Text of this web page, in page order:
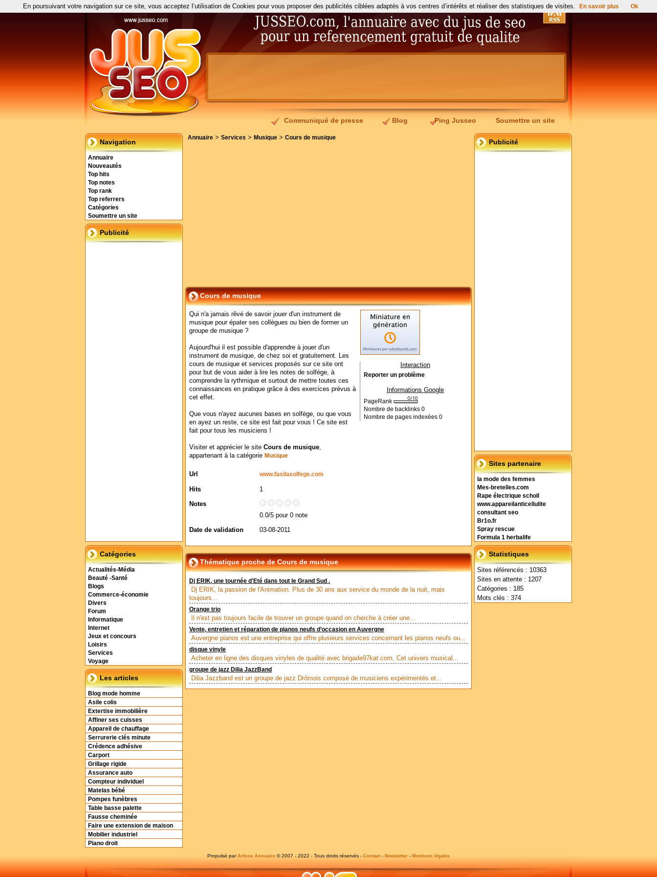
Communiqué de presse Blog Ping Jusseo Soumettre un site
Navigation
Annuaire
Nouveautés
Top hits
Top notes
Top rank
Top referrers
Catégories
Soumettre un site
Publicité
Catégories
Actualités-Média
Beauté -Santé
Blogs
Commerce-économie
Divers
Forum
Informatique
Internet
Jeux et concours
Loisirs
Services
Voyage
Les articles
Blog mode homme
Asile colis
Extertise immobilière
Affiner ses cuisses
Appareil de chauffage
Serrurerie clés minute
Crédence adhésive
Carport
Grillage rigide
Assurance auto
Compteur individuel
Matelas bébé
Pompes funèbres
Table basse palette
Fausse cheminée
Faire une extension de maison
Mobilier industriel
Piano droit
Publicité
Sites partenaire
la mode des femmes
Mes-bretelles.com
Rape électrique scholl
www.appareilanticellulite
consultant seo
Br1o.fr
Spray rescue
Formula 1 herbalife
Statistiques
Sites référencés : 10363
Sites en attente : 1207
Catégories : 185
Mots clés : 374
Annuaire > Services > Musique > Cours de musique
Cours de musique
Qui n'a jamais rêvé de savoir jouer d'un instrument de
musique pour épater ses collègues ou bien de former un
groupe de musique ?
Aujourd'hui il est possible d'apprendre à jouer d'un
instrument de musique, de chez soi et gratuitement. Les
cours de musique et services proposés sur ce site ont
pour but de vous aider à lire les notes de solfège, à
comprendre la rythmique et surtout de mettre toutes ces
connaissances en pratique grâce à des exercices prévus à
cet effet.
Que vous n'ayez aucunes bases en solfège, ou que vous
en ayez un reste, ce site est fait pour vous ! Ce site est
fait pour tous les musiciens !
Visiter et apprécier le site Cours de musique,
appartenant à la catégorie Musique
Url www.fasilasolfege.com
Hits
1
Notes
0.0/5 pour 0 note
Date de validation
03-08-2011
Interaction
Reporter un problème
Informations Google
PageRank
Nombre de backlinks 0
Nombre de pages indexées 0
Thématique proche de Cours de musique
Dj ERIK, une tournée d'Eté dans tout le Grand Sud .
Dj ERIK, la passion de l'Animation. Plus de 30 ans aux service du monde de la nuit, mais
toujours...
Orange trio
Il n'est pas toujours facile de trouver un groupe quand on cherche à créer une...
Vente, entretien et réparation de pianos neufs d’occasion en Auvergne
Auvergne pianos est une entreprise qui offre plusieurs services concernant les pianos neufs ou...
disque vinyle
Acheter en ligne des disques vinyles de qualité avec brigade97kat.com. Cet univers musical...
groupe de jazz Dilia JazzBand
Dilia Jazzband est un groupe de jazz Drômois composé de musiciens​ expérimentés et...
Propulsé par Arfooo Annuaire © 2007 - 2022 - Tous droits réservés - Contact - Newsletter - Mentions légales
En poursuivant votre navigation sur ce site, vous acceptez l’utilisation de Cookies pour vous proposer des publicités ciblées adaptés à vos centres d’intérêts et réaliser des statistiques de visites. En savoir plus Ok